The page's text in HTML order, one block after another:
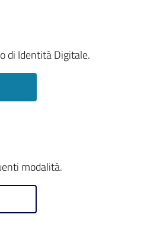
di Identità Digitale.
modalità.